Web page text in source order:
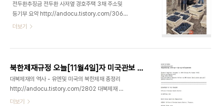
전두환추징금 전두환 사저옆 경호주택 3채 주소및
등기부 요약 http://andocu.tistory.com/3064
G20 정상회의 만찬주로 '온다 도로'(Onda
해 와인평론가 로버트 파커는 다나 에스테이트가 생
산한 와인에 대해 백점 만점에 백점을 주기도 했습니
다 이희상회장이 이끄는 동아원은 캘리포니아주 나
파밸리에 다나 에스테이트라는 와이너리를 소유하고
있으며 사위인 전두환 전 대통령의 삼남 전재만씨가
더보기
북한제재규정 오늘[11월4일]자 미국관보 게재
대북제재의 역사 - 유엔및 미국의 북한제재 총정리
http://andocu.tistory.com/2802 대북제재 윤
호진-이제선-이홍섭등 원문; 오바마행정명령
더보기